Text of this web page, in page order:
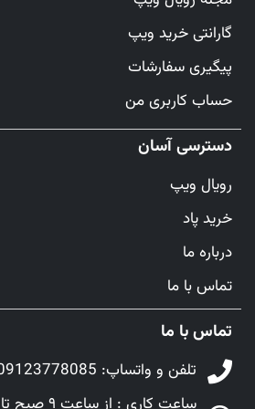
گارانتی خرید ویپ
پیگیری سفارشات
حساب کاربری من
دسترسی آسان
رویال ویپ
خرید پاد
درباره ما
تماس با ما
تماس با ما
تلفن و واتساپ: 09123778085